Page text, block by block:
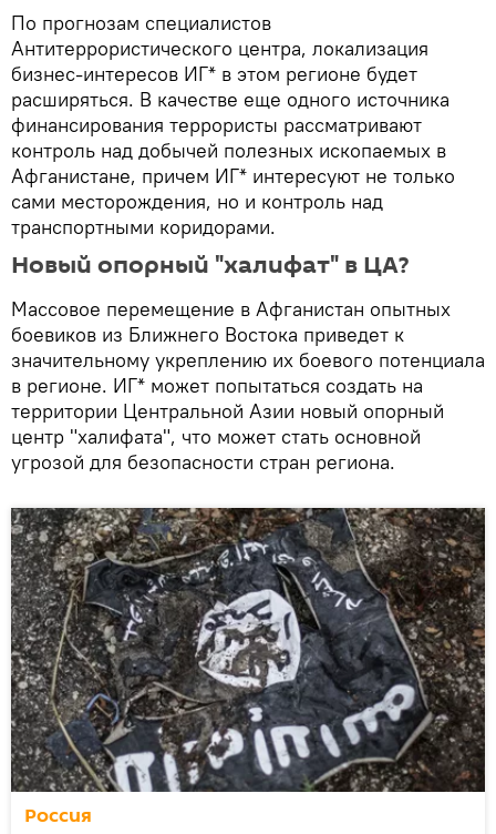
По прогнозам специалистов
Антитеррористического центра, локализация
бизнес-интересов ИГ* в этом регионе будет
расширяться. В качестве еще одного источника
финансирования террористы рассматривают
контроль над добычей полезных ископаемых в
Афганистане, причем ИГ* интересуют не только
сами месторождения, но и контроль над
транспортными коридорами.
Новый опорный "халифат" в ЦА?
Массовое перемещение в Афганистан опытных
боевиков из Ближнего Востока приведет к
значительному укреплению их боевого потенциала
в регионе. ИГ* может попытаться создать на
территории Центральной Азии новый опорный
центр "халифата", что может стать основной
угрозой для безопасности стран региона.
Россия